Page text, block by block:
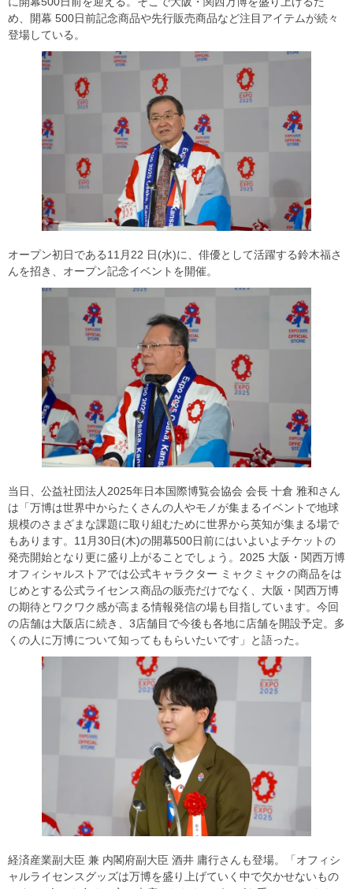
め、開幕 500日前記念商品や先行販売商品など注目アイテムが続々
登場している。
オープン初日である11月22 日(水)に、俳優として活躍する鈴木福さ
んを招き、オープン記念イベントを開催。
当日、公益社団法人2025年日本国際博覧会協会 会長 十倉 雅和さん
は「万博は世界中からたくさんの人やモノが集まるイベントで地球
規模のさまざまな課題に取り組むために世界から英知が集まる場で
もあります。11月30日(木)の開幕500日前にはいよいよチケットの
発売開始となり更に盛り上がることでしょう。2025 大阪・関西万博
オフィシャルストアでは公式キャラクター ミャクミャクの商品をは
じめとする公式ライセンス商品の販売だけでなく、大阪・関西万博
の期待とワクワク感が高まる情報発信の場も目指しています。今回
の店舗は大阪店に続き、3店舗目で今後も各地に店舗を開設予定。多
くの人に万博について知ってももらいたいです」と語った。
経済産業副大臣 兼 内閣府副大臣 酒井 庸行さんも登場。「オフィシ
ャルライセンスグッズは万博を盛り上げていく中で欠かせないもの